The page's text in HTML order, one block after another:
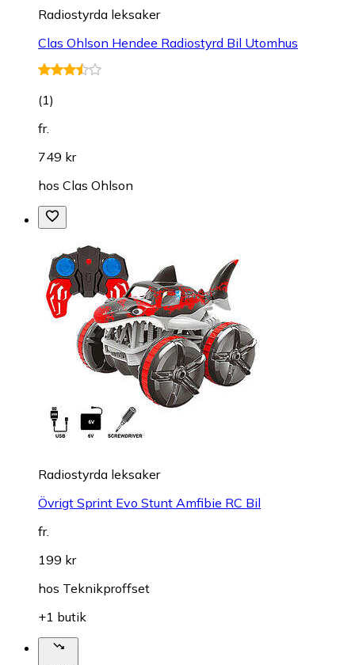
Radiostyrda leksaker
Clas Ohlson Hendee Radiostyrd Bil Utomhus
(1)
fr.
749 kr
hos Clas Ohlson
Radiostyrda leksaker
Övrigt Sprint Evo Stunt Amfibie RC Bil
fr.
199 kr
hos Teknikproffset
+1 butik